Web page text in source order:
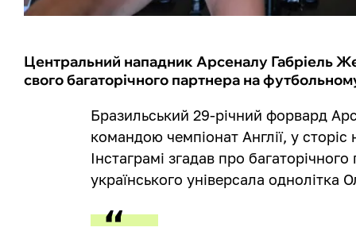
Центральний нападник Арсеналу Габріель
свого багаторічного партнера на
Бразильський 29-річний форвард
командою чемпіонат Англії, у сторіс
Інстаграмі згадав про
українського універсала однолітка